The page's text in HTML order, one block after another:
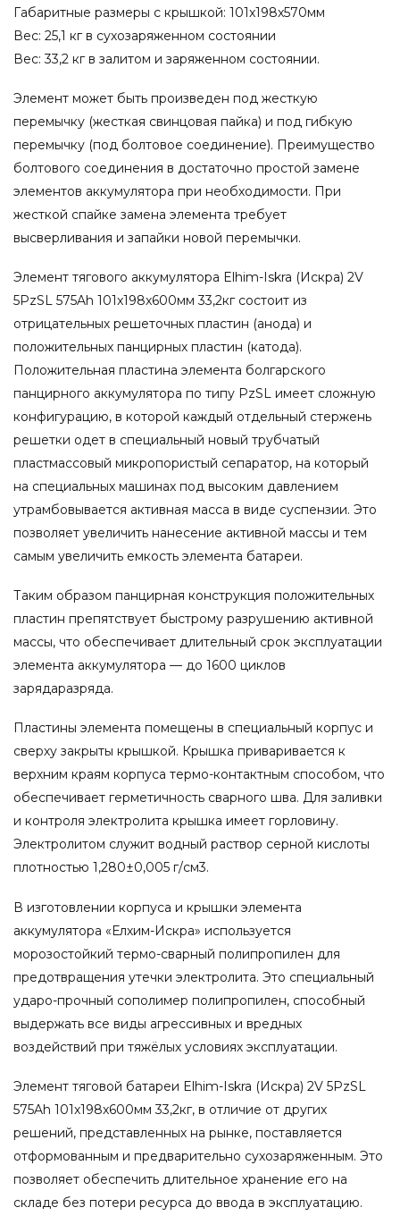
Габаритные размеры с крышкой: 101x198x570мм
Вес: 25,1 кг в сухозаряженном состоянии
Вес: 33,2 кг в залитом и заряженном состоянии.
Элемент может быть произведен под жесткую
перемычку (жесткая свинцовая пайка) и под гибкую
перемычку (под болтовое соединение). Преимущество
болтового соединения в достаточно простой замене
элементов аккумулятора при необходимости. При
жесткой спайке замена элемента требует
высверливания и запайки новой перемычки.
Элемент тягового аккумулятора Elhim-Iskra (Искра) 2V
5PzSL 575Ah 101x198x600мм 33,2кг состоит из
отрицательных решеточных пластин (анода) и
положительных панцирных пластин (катода).
Положительная пластина элемента болгарского
панцирного аккумулятора по типу PzSL имеет сложную
конфигурацию, в которой каждый отдельный стержень
решетки одет в специальный новый трубчатый
пластмассовый микропористый сепаратор, на который
на специальных машинах под высоким давлением
утрамбовывается активная масса в виде суспензии. Это
позволяет увеличить нанесение активной массы и тем
самым увеличить емкость элемента батареи.
Таким образом панцирная конструкция положительных
пластин препятствует быстрому разрушению активной
массы, что обеспечивает длительный срок эксплуатации
элемента аккумулятора — до 1600 циклов
зарядаразряда.
Пластины элемента помещены в специальный корпус и
сверху закрыты крышкой. Крышка приваривается к
верхним краям корпуса термо-контактным способом, что
обеспечивает герметичность сварного шва. Для заливки
и контроля электролита крышка имеет горловину.
Электролитом служит водный раствор серной кислоты
плотностью 1,280±0,005 г/см3.
В изготовлении корпуса и крышки элемента
аккумулятора «Елхим-Искра» используется
морозостойкий термо-сварный полипропилен для
предотвращения утечки электролита. Это специальный
ударо-прочный сополимер полипропилен, способный
выдержать все виды агрессивных и вредных
воздействий при тяжёлых условиях эксплуатации.
Элемент тяговой батареи Elhim-Iskra (Искра) 2V 5PzSL
575Ah 101x198x600мм 33,2кг, в отличие от других
решений, представленных на рынке, поставляется
отформованным и предварительно сухозаряженным. Это
позволяет обеспечить длительное хранение его на
складе без потери ресурса до ввода в эксплуатацию.